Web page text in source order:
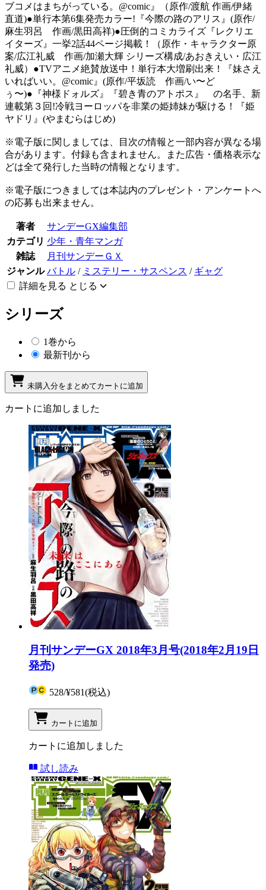
ブコメはまちがっている。@comic』（原作/渡航 作画/伊緒
直道)●単行本第6集発売カラー!『今際の路のアリス』(原作/
麻生羽呂 作画/黒田高祥)●圧倒的コミカライズ『レクリエ
イターズ』一挙2話44ページ掲載！（原作・キャラクター原
案/広江礼威 作画/加瀬大輝 シリーズ構成/あおきえい・広江
礼威）●TVアニメ絶賛放送中！単行本大増刷出来！『妹さえ
いればいい。@comic』(原作/平坂読 作画/い〜ど
ぅ〜)●『神様ドォルズ』『碧き青のアトポス』 の名手、新
連載第３回!冷戦ヨーロッパを非業の姫姉妹が駆ける！『姫
ヤドリ』(やまむらはじめ)
※電子版に関しましては、目次の情報と一部内容が異なる場
合があります。付録も含まれません。また広告・価格表示な
どは全て発行した当時の情報となります。
※電子版につきましては本誌内のプレゼント・アンケートへ
の応募も出来ません。
著者
サンデーGX編集部
カテゴリ 少年・青年マンガ
雑誌
月刊サンデーＧＸ
ジャンル バトル / ミステリー・サスペンス / ギャグ
詳細を見る とじる
シリーズ
1巻から
最新刊から
未購入分をまとめてカートに追加
カートに追加しました
月刊サンデーGX 2018年3月号(2018年2月19日
発売)
528/¥581(税込)
カートに追加
カートに追加しました
試し読み